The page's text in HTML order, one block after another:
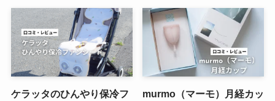
ケラッタのひんやり保冷フ
murmo（マーモ）月経カッ